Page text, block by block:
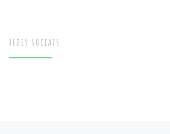
REDES SOCIAIS